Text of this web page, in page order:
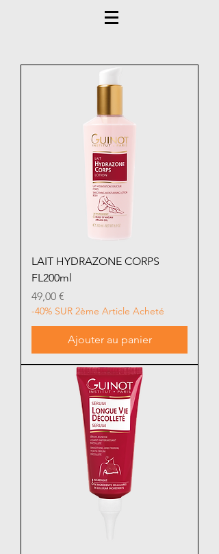
LAIT HYDRAZONE CORPS
FL200ml
Prix
49,00 €
-40% SUR 2ème Article Acheté
Ajouter au panier